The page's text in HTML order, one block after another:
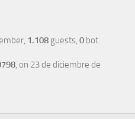
1.108 guests, 0 bot
, on 23 de diciembre de